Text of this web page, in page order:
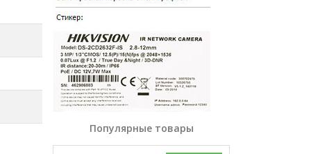
Популярные товары